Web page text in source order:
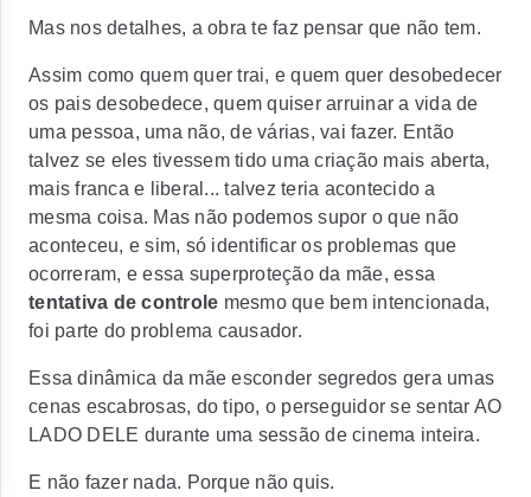
Mas nos detalhes, a obra te faz pensar que não tem.
Assim como quem quer trai, e quem quer desobedecer
os pais desobedece, quem quiser arruinar a vida de
uma pessoa, uma não, de várias, vai fazer. Então
talvez se eles tivessem tido uma criação mais aberta,
mais franca e liberal... talvez teria acontecido a
mesma coisa. Mas não podemos supor o que não
aconteceu, e sim, só identificar os problemas que
ocorreram, e essa superproteção da mãe, essa
tentativa de controle mesmo que bem intencionada,
foi parte do problema causador.
Essa dinâmica da mãe esconder segredos gera umas
cenas escabrosas, do tipo, o perseguidor se sentar AO
LADO DELE durante uma sessão de cinema inteira.
E não fazer nada. Porque não quis.